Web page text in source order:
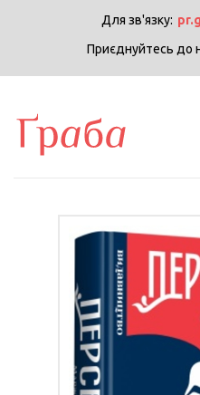
Для зв'язку:
Приєднуйтесь до